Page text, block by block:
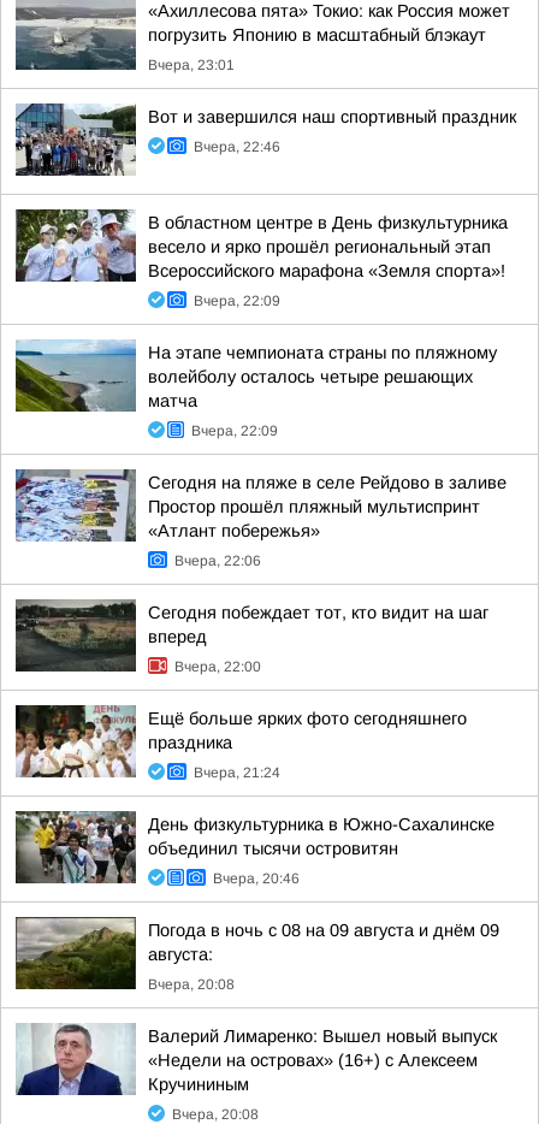
«Ахиллесова пята» Токио: как Россия может
погрузить Японию в масштабный блэкаут
Вчера, 23:01
Вот и завершился наш спортивный праздник
Вчера, 22:46
В областном центре в День физкультурника
весело и ярко прошёл региональный этап
Всероссийского марафона «Земля спорта»!
Вчера, 22:09
На этапе чемпионата страны по пляжному
волейболу осталось четыре решающих
матча
Вчера, 22:09
Сегодня на пляже в селе Рейдово в заливе
Простор прошёл пляжный мультиспринт
«Атлант побережья»
Вчера, 22:06
Сегодня побеждает тот, кто видит на шаг
вперед
Вчера, 22:00
Ещё больше ярких фото сегодняшнего
праздника
Вчера, 21:24
День физкультурника в Южно-Сахалинске
объединил тысячи островитян
Вчера, 20:46
Погода в ночь с 08 на 09 августа и днём 09
августа:
Вчера, 20:08
Валерий Лимаренко: Вышел новый выпуск
«Недели на островах» (16+) с Алексеем
Кручининым
Вчера, 20:08